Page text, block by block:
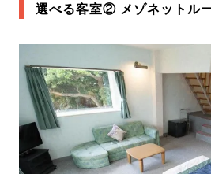
選べる客室② メゾネットルー